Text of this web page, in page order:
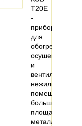
Т20E
-
прибор
для
обогрева,
осушения
и
вентиляции
нежилых
помещений
большой
площади,